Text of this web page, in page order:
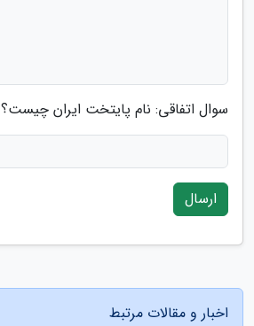
سوال اتفاقی: نام پایتخت ایران چیست؟
ارسال
اخبار و مقالات مرتبط